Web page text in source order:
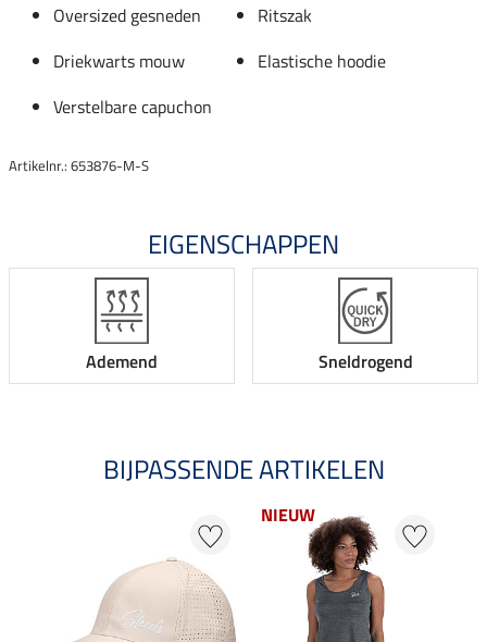
Oversized gesneden
Ritszak
Driekwarts mouw
Elastische hoodie
Verstelbare capuchon
Artikelnr.: 653876-M-S
EIGENSCHAPPEN
Ademend Sneldrogend
BIJPASSENDE ARTIKELEN
NIEUW